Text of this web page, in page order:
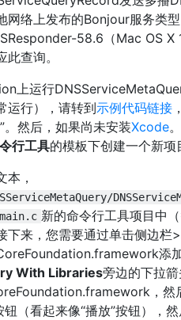
网络上发布的Bonjour服务类
58.6（Mac OS X
查询。
上运行
运行），请转到示例代码链接
。然后，如果尚未安装Xcode
行工具的模板下创建一个新项
本，
main.c 新的命令行工具项目中
下来，您需要通过单击侧边栏
添
With Libraries旁边的下拉
，然
钮（看起来像“播放”按钮），